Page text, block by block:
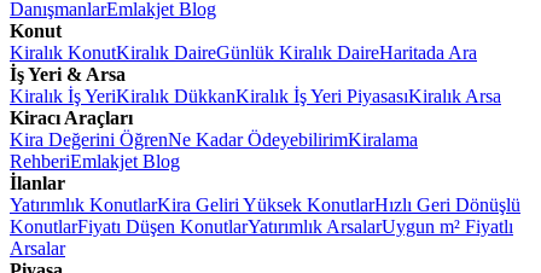
DanışmanlarEmlakjet Blog
Konut
Kiralık KonutKiralık DaireGünlük Kiralık DaireHaritada Ara
İş Yeri & Arsa
Kiralık İş YeriKiralık DükkanKiralık İş Yeri PiyasasıKiralık Arsa
Kiracı Araçları
Kira Değerini ÖğrenNe Kadar ÖdeyebilirimKiralama
RehberiEmlakjet Blog
İlanlar
Yatırımlık KonutlarKira Geliri Yüksek KonutlarHızlı Geri Dönüşlü
KonutlarFiyatı Düşen KonutlarYatırımlık ArsalarUygun m² Fiyatlı
Arsalar